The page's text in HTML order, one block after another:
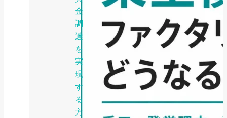
金
調
達
を
実
現
す
る
方